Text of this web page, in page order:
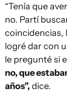
“Tenía que
no. Partí
coincidencias,
logré dar con
le pregunté si
no, que
años”, dice.